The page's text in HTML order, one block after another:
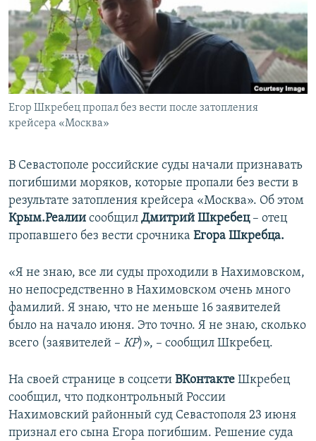
ПОБЕДИТЕЛЕЙ НЕ СУДЯТ?
КРЫМ.НЕПОКОРЕННЫЙ
ELIFBE
УКРАИНСКАЯ ПРОБЛЕМА КРЫМА
ПРИСОЕДИНЯЙТЕСЬ!
Все сайты RFE/RL
Егор Шкребец пропал без вести после затопления
крейсера «Москва»
В Севастополе российские суды начали признавать
погибшими моряков, которые пропали без вести в
результате затопления крейсера «Москва». Об этом
Крым.Реалии сообщил Дмитрий Шкребец– отец
пропавшего без вести срочника Егора Шкребца.
«Я не знаю, все ли суды проходили в Нахимовском,
но непосредственно в Нахимовском очень много
фамилий. Я знаю, что не меньше 16 заявителей
было на начало июня. Это точно. Я не знаю, сколько
всего (заявителей – КР)», – сообщил Шкребец.
На своей странице в соцсети ВКонтакте Шкребец
сообщил, что подконтрольный России
Нахимовский районный суд Севастополя 23 июня
признал его сына Егора погибшим. Решение суда